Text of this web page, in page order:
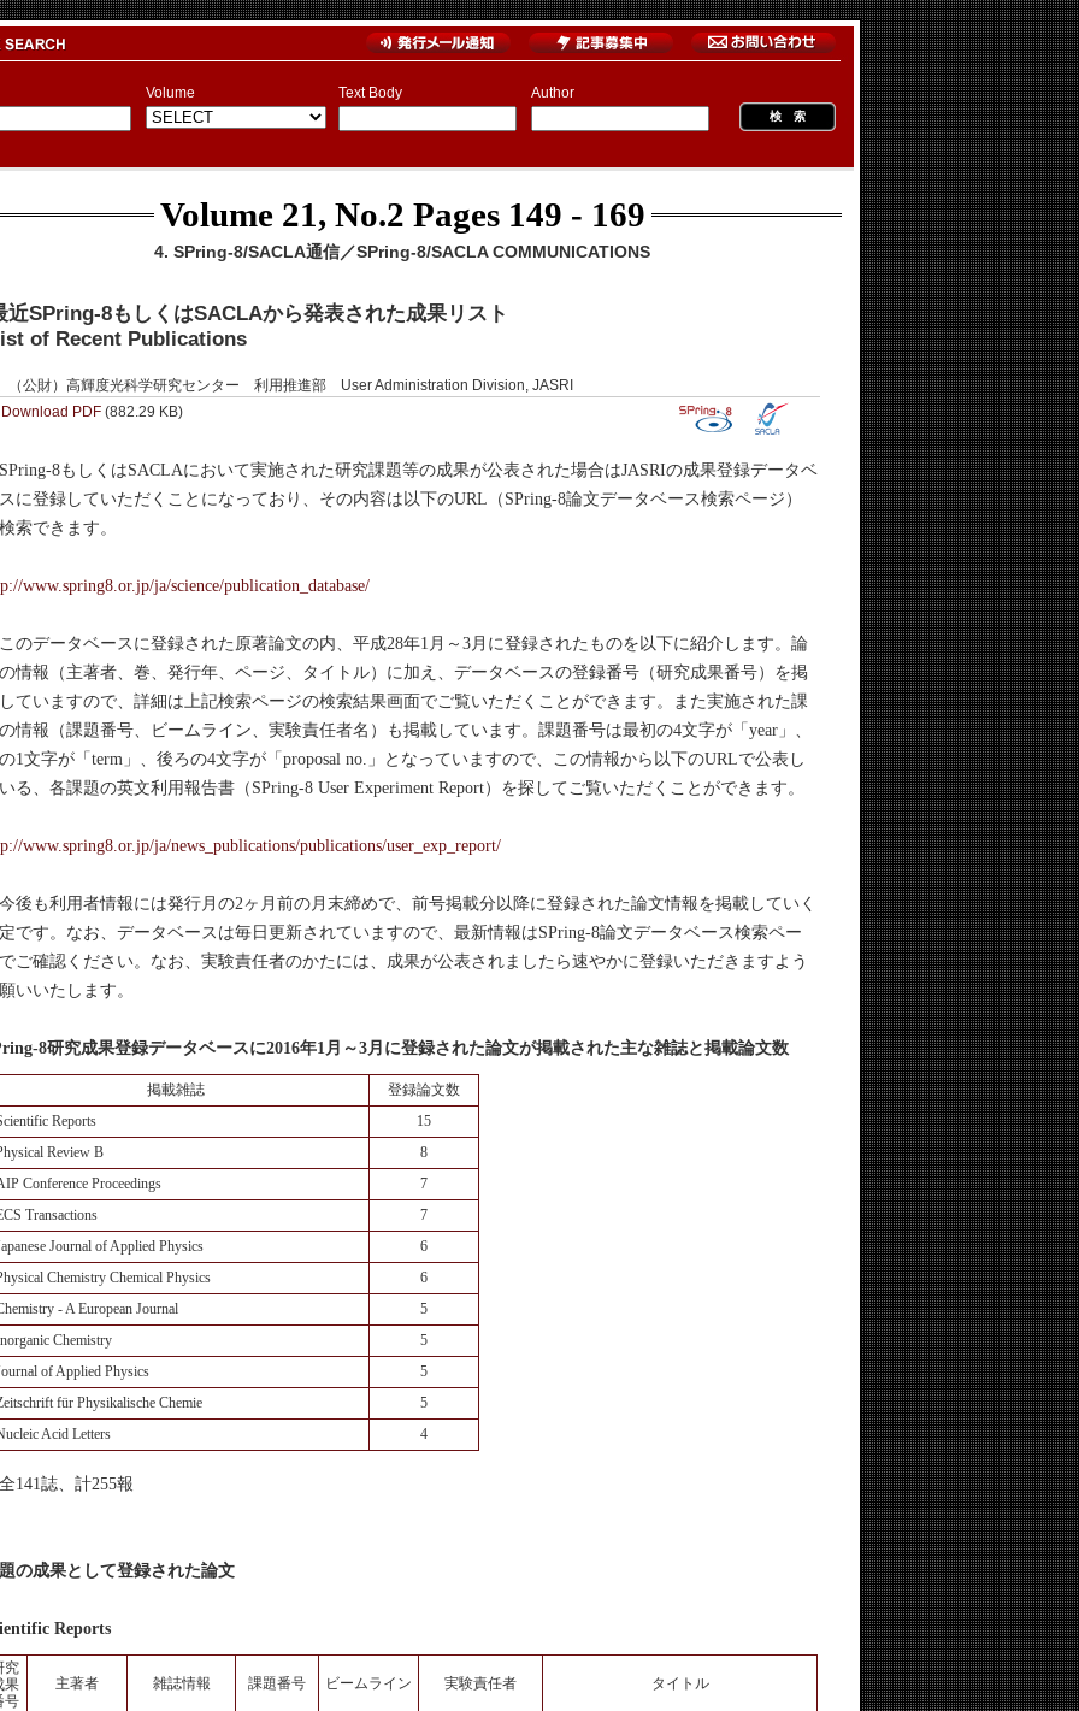
Volume Text Body Author
Volume 21, No.2 Pages 149 - 169
4. SPring-8/SACLA通信／SPring-8/SACLA COMMUNICATIONS
近SPring-8もしくはSACLAから発表された成果リスト
of Recent Publications
（公財）高輝度光科学研究センター 利用推進部 User Administration Division, JASRI
Download PDF (882.29 KB)
8もしくはSACLAにおいて実施された研究課題等の成果が公表された場合はJASRIの成果登録データベ
に登録していただくことになっており、その内容は以下のURL（SPring-8論文データベース検索ページ）
索できます。
www.spring8.or.jp/ja/science/publication_database/
のデータベースに登録された原著論文の内、平成28年1月～3月に登録されたものを以下に紹介します。論
情報（主著者、巻、発行年、ページ、タイトル）に加え、データベースの登録番号（研究成果番号）を掲
ていますので、詳細は上記検索ページの検索結果画面でご覧いただくことができます。また実施された課
情報（課題番号、ビームライン、実験責任者名）も掲載しています。課題番号は最初の4文字が「year」、
1文字が「term」、後ろの4文字が「proposal no.」となっていますので、この情報から以下のURLで公表し
る、各課題の英文利用報告書（SPring-8 User Experiment Report）を探してご覧いただくことができます。
www.spring8.or.jp/ja/news_publications/publications/user_exp_report/
後も利用者情報には発行月の2ヶ月前の月末締めで、前号掲載分以降に登録された論文情報を掲載していく
です。なお、データベースは毎日更新されていますので、最新情報はSPring-8論文データベース検索ペー
ご確認ください。なお、実験責任者のかたには、成果が公表されましたら速やかに登録いただきますよう
いいたします。
8研究成果登録データベースに2016年1月～3月に登録された論文が掲載された主な雑誌と掲載論文数
掲載雑誌
登録論文数
Reports
15
Review B
8
Conference Proceedings
7
Transactions
7
Journal of Applied Physics
6
Chemistry Chemical Physics
6
- A European Journal
5
Chemistry
5
of Applied Physics
5
für Physikalische Chemie
5
Acid Letters
4
141誌、計255報
の成果として登録された論文
Reports
究
果
号
主著者 雑誌情報 課題番号 ビームライン 実験責任者 タイトル